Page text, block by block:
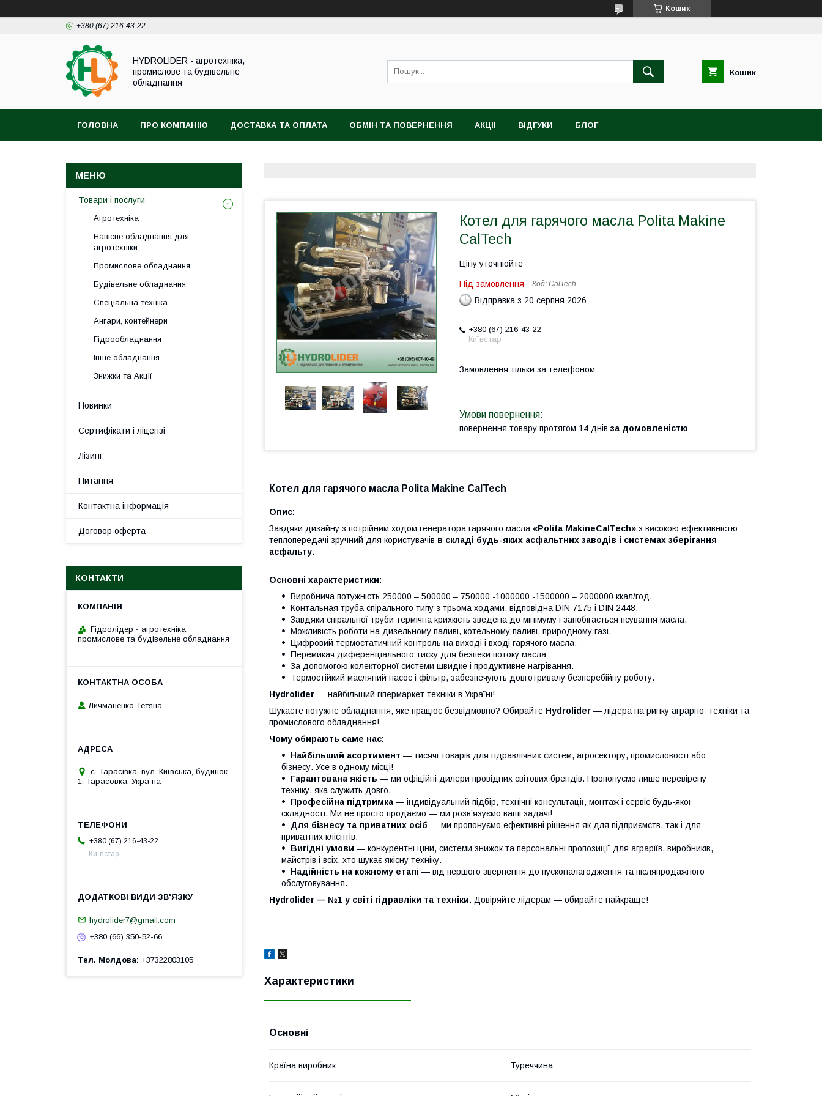
Кошик
+380 (67) 216-43-22
HYDROLIDER - агротехніка,
промислове та будівельне
обладнання
Кошик
ГОЛОВНА ПРО КОМПАНІЮ ДОСТАВКА ТА ОПЛАТА ОБМІН ТА ПОВЕРНЕННЯ АКЦІІ ВІДГУКИ БЛОГ
Котел для гарячого масла Polita Makine
CalTech
Ціну уточнюйте
Під замовлення Код: CalTech
Відправка з 20 серпня 2026
+380 (67) 216-43-22
Київстар
Замовлення тільки за телефоном
повернення товару протягом 14 днів за домовленістю
Котел для гарячого масла Polita Makine CalTech
Опис:
Завдяки дизайну з потрійним ходом генератора гарячого масла «Polita MakineCalTech» з високою ефективністю
теплопередачі зручний для користувачів в складі будь-яких асфальтних заводів і системах зберігання
асфальту.
Основні характеристики:
Виробнича потужність 250000 – 500000 – 750000 -1000000 -1500000 – 2000000 ккал/год.
Контальная труба спірального типу з трьома ходами, відповідна DIN 7175 і DIN 2448.
Завдяки спіральної труби термічна крихкість зведена до мінімуму і запобігається псування масла.
Можливість роботи на дизельному паливі, котельному паливі, природному газі.
Цифровий термостатичний контроль на виході і вході гарячого масла.
Перемикач диференціального тиску для безпеки потоку масла
За допомогою колекторної системи швидке і продуктивне нагрівання.
Термостійкий масляний насос і фільтр, забезпечують довготривалу безперебійну роботу.
Hydrolider — найбільший гіпермаркет техніки в Україні!
Шукаєте потужне обладнання, яке працює безвідмовно? Обирайте Hydrolider — лідера на ринку аграрної техніки та
промислового обладнання!
Чому обирають саме нас:
Найбільший асортимент — тисячі товарів для гідравлічних систем, агросектору, промисловості або
бізнесу. Усе в одному місці!
Гарантована якість — ми офіційні дилери провідних світових брендів. Пропонуємо лише перевірену
техніку, яка служить довго.
Професійна підтримка — індивідуальний підбір, технічні консультації, монтаж і сервіс будь-якої
складності. Ми не просто продаємо — ми розв’язуємо ваші задачі!
Для бізнесу та приватних осіб — ми пропонуємо ефективні рішення як для підприємств, так і для
приватних клієнтів.
Вигідні умови — конкурентні ціни, системи знижок та персональні пропозиції для аграріїв, виробників,
майстрів і всіх, хто шукає якісну техніку.
Надійність на кожному етапі — від першого звернення до пусконалагодження та післяпродажного
обслуговування.
Hydrolider — №1 у світі гідравліки та техніки. Довіряйте лідерам — обирайте найкраще!
Характеристики
Основні
Країна виробник Туреччина
Товари і послуги
Агротехніка
Навісне обладнання для
агротехніки
Промислове обладнання
Будівельне обладнання
Спеціальна техніка
Ангари, контейнери
Гідрообладнання
Інше обладнання
Знижки та Акції
Новинки
Сертифікати і ліцензії
Лізинг
Питання
Контактна інформація
Договор оферта
КОНТАКТИ
Гідролідер - агротехніка,
промислове та будівельне обладнання
Личманенко Тетяна
с. Тарасівка, вул. Київська, будинок
1, Тарасовка, Україна
+380 (67) 216-43-22
Київстар
hydrolider7@gmail.com
+380 (66) 350-52-66
Тел. Молдова +37322803105